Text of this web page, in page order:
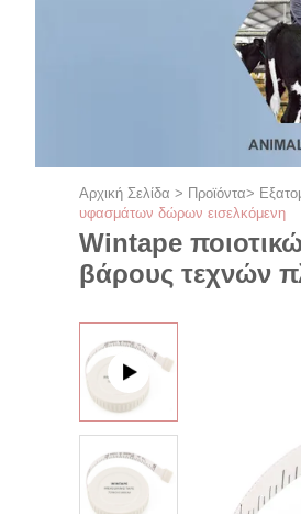
Αρχική Σελίδα > Προϊόντα>
υφασμάτων δώρων εισελκόμενη
Wintape
βάρους τεχνών